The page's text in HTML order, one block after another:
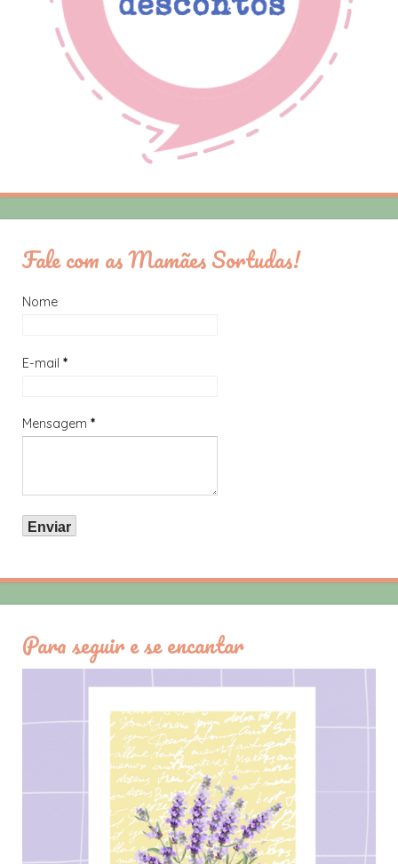
Fale com as Mamães Sortudas!
Nome
E-mail *
Mensagem *
Para seguir e se encantar